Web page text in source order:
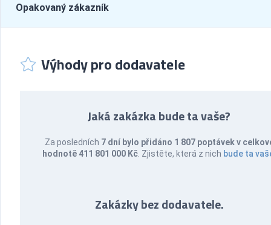
Opakovaný zákazník
Výhody pro dodavatele
Jaká zakázka bude ta vaše?
Za posledních 7 dní bylo přidáno 1 807 poptávek v
hodnotě 411 801 000 Kč . Zjistěte, která z nich bude ta
Zakázky bez dodavatele.